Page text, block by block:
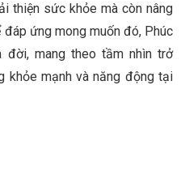
thiện sức khỏe mà còn nâng
ứng mong muốn đó, Phúc
đời, mang theo tầm nhìn trở
khỏe mạnh và năng động tại